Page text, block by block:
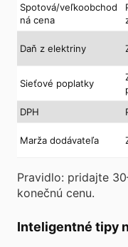
Spotová/veľkoobchod
ná cena
Daň z elektriny
Sieťové poplatky
DPH
Marža dodávateľa
Pravidlo: pridajte
konečnú cenu.
Inteligentné tipy